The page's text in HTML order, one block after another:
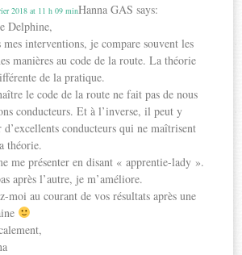
Hanna GAS says:
2018 at 11 h 09 min
Delphine,
mes interventions, je compare souvent les
manières au code de la route. La théorie
de la pratique.
le code de la route ne fait pas de nous
conducteurs. Et à l’inverse, il peut y
d’excellents conducteurs qui ne maîtrisent
théorie.
me présenter en disant « apprentie-lady ».
après l’autre, je m’améliore.
moi au courant de vos résultats après une